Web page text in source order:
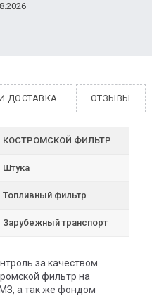
ДОСТАВКА ОТЗЫВЫ
КОСТРОМСКОЙ ФИЛЬТР
Штука
Топливный фильтр
Зарубежный транспорт
за качеством
фильтр на
а так же фондом